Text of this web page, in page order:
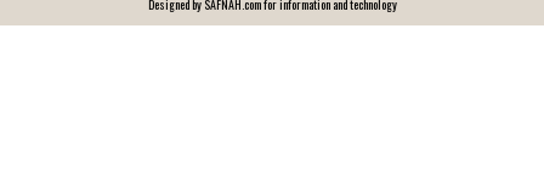
Designed by SAFNAH.com for information and technology